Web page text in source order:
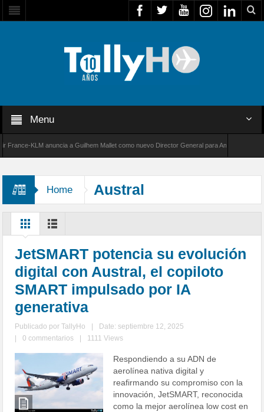
Menu
KLM anuncia a Guilhem Mallet como nuevo Director General para América Latina
Home Austral
JetSMART potencia su evolución
digital con Austral, el copiloto
SMART impulsado por IA
generativa
Publicado porTallyHo
Date: septiembre 12, 2025
0 commentarios 1111 Views
Respondiendo a su ADN de
aerolínea nativa digital y
reafirmando su compromiso con la
innovación, JetSMART, reconocida
como la mejor aerolínea low cost en